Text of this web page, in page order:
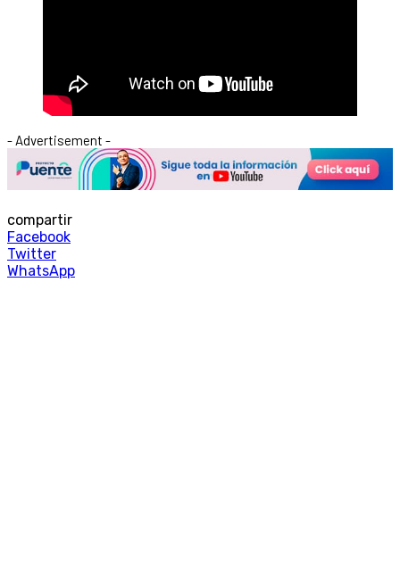
- Advertisement -
compartir
Facebook
Twitter
WhatsApp